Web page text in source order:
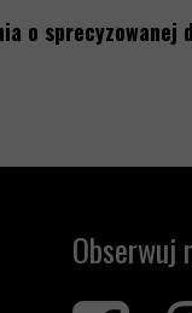
o sprecyzowanej
Obserwuj